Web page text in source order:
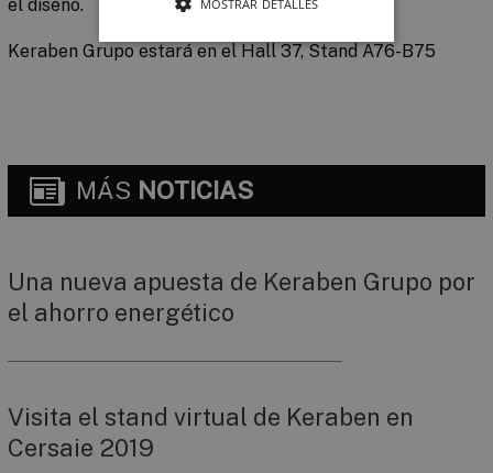
el diseño.
Keraben Grupo estará en el Hall 37, Stand A76-B75
MÁS NOTICIAS
Una nueva apuesta de Keraben Grupo por
el ahorro energético
Visita el stand virtual de Keraben en
Cersaie 2019
MOSTRAR DETALLES